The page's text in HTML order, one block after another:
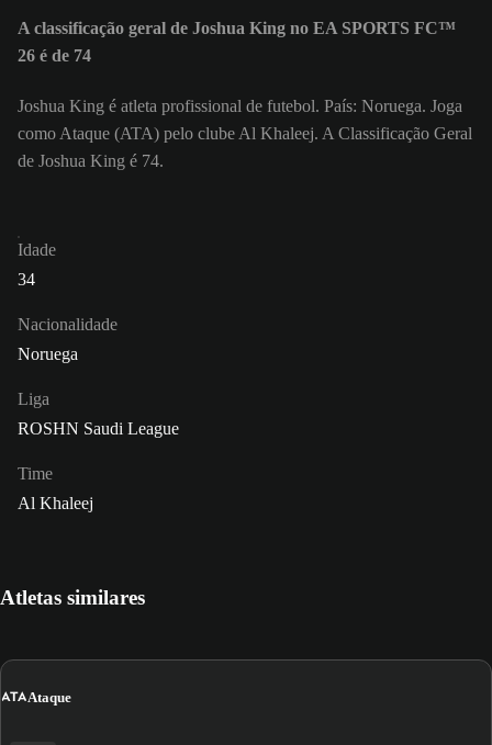
A classificação geral de Joshua King no EA SPORTS FC™
26 é de 74
Joshua King é atleta profissional de futebol. País: Noruega. Joga
como Ataque (ATA) pelo clube Al Khaleej. A Classificação Geral
de Joshua King é 74.
Idade
34
Nacionalidade
Noruega
Liga
ROSHN Saudi League
Time
Al Khaleej
Atletas similares
ATAAtaque